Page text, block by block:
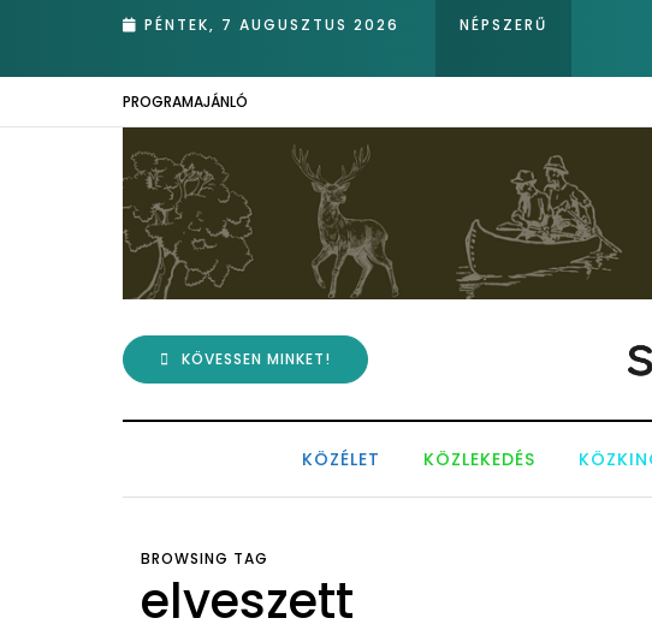
PÉNTEK, 7 AUGUSZTUS 2026 NÉPSZERŰ
tért be nemrégiben Kázmérra Év
PROGRAMAJÁNLÓ
KÖVESSEN MINKET!
KÖZÉLET KÖZLEKEDÉS
BROWSING TAG
elveszett